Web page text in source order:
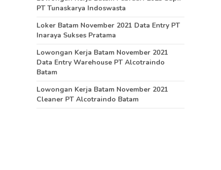
PT Tunaskarya Indoswasta
Loker Batam November 2021 Data Entry PT
Inaraya Sukses Pratama
Lowongan Kerja Batam November 2021
Data Entry Warehouse PT Alcotraindo
Batam
Lowongan Kerja Batam November 2021
Cleaner PT Alcotraindo Batam